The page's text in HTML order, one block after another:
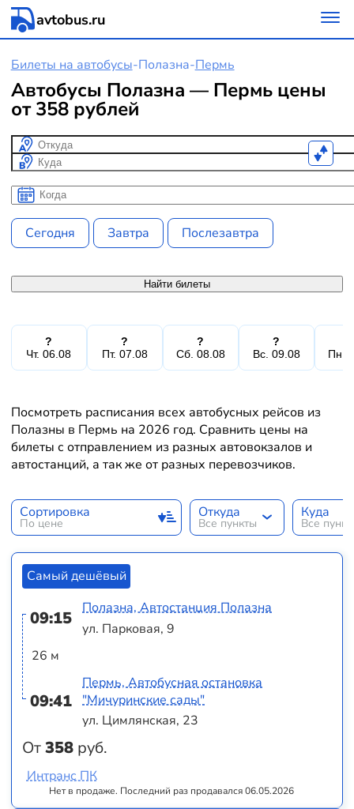
avtobus.ru
Билеты на автобусы-Полазна-Пермь
Автобусы Полазна — Пермь цены
от 358 рублей
Откуда
Куда
Когда
Когда
Сегодня Завтра Послезавтра
Найти билеты
?
Чт. 06.08
?
Пт. 07.08
?
Сб. 08.08
?
Вс. 09.08
Пн.
Посмотреть расписания всех автобусных рейсов из
Полазны в Пермь на 2026 год. Сравнить цены на
билеты с отправлением из разных автовокзалов и
автостанций, а так же от разных перевозчиков.
Сортировка
По цене
Откуда
Все пункты
Куда
Все
Самый дешёвый
09:15
26 м
09:41
От358 руб.
Полазна, Автостанция Полазна
ул. Парковая, 9
Пермь, Автобусная остановка
"Мичуринские сады"
ул. Цимлянская, 23
Нет в продаже. Последний раз продавался 06.05.2026
Интранс ПК